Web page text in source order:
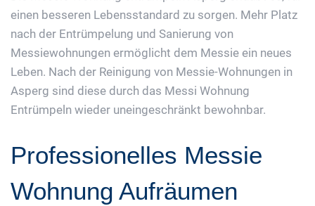
einen besseren Lebensstandard zu sorgen. Mehr Platz
nach der Entrümpelung und Sanierung von
Messiewohnungen ermöglicht dem Messie ein neues
Leben. Nach der Reinigung von Messie-Wohnungen in
Asperg sind diese durch das Messi Wohnung
Entrümpeln wieder uneingeschränkt bewohnbar.
Professionelles Messie
Wohnung Aufräumen